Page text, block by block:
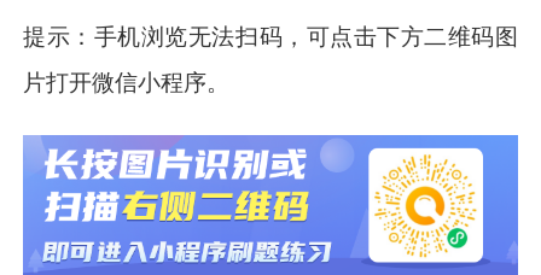
提示：手机浏览无法扫码，可点击下方二维码图
片打开微信小程序。